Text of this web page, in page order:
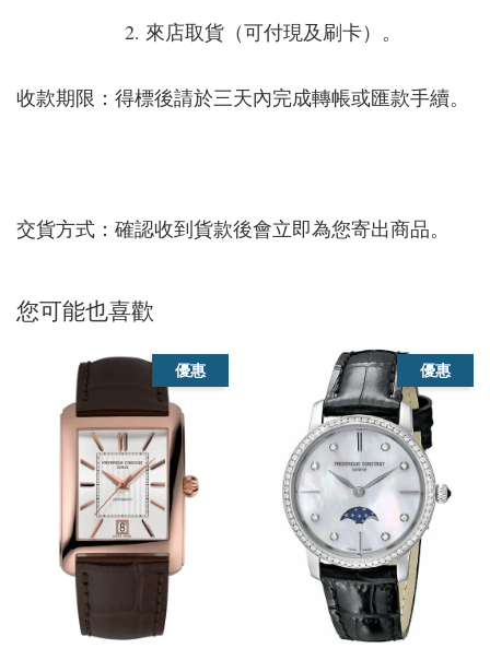
2. 來店取貨（可付現及刷卡）。
收款期限：得標後請於三天內完成轉帳或匯款手續。
交貨方式：確認收到貨款後會立即為您寄出商品。
您可能也喜歡
優惠 優惠